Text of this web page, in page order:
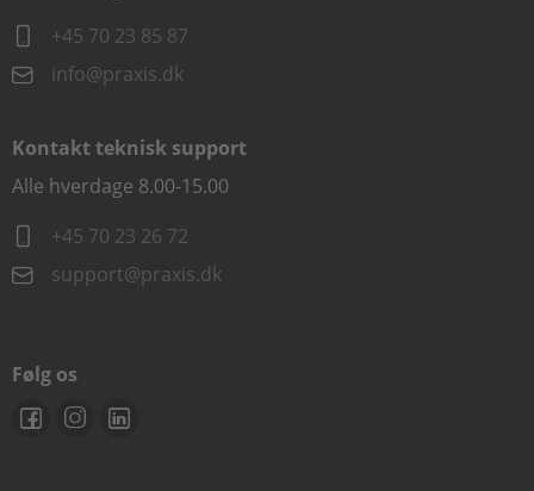
+45 70 23 85 87
info@praxis.dk
Kontakt teknisk support
Alle hverdage 8.00-15.00
+45 70 23 26 72
support@praxis.dk
Følg os